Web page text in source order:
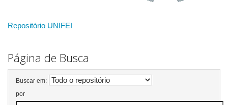
Repositório UNIFEI
Página de Busca
Buscar em:
por